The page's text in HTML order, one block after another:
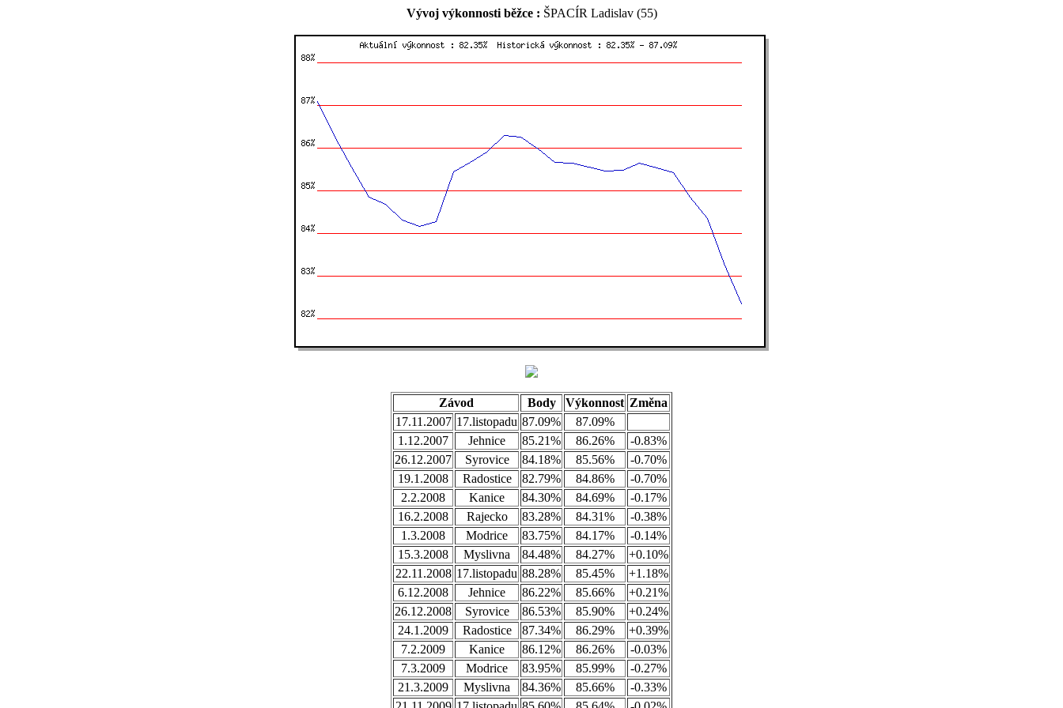
Vývoj výkonnosti běžce : ŠPACÍR Ladislav (55)
Závod Body Výkonnost Změna
17.11.2007 17.listopadu 87.09%
87.09%
1.12.2007
Jehnice 85.21% 86.26%
-0.83%
26.12.2007
Syrovice 84.18% 85.56%
-0.70%
19.1.2008
Radostice 82.79% 84.86%
-0.70%
2.2.2008
Kanice 84.30% 84.69%
-0.17%
16.2.2008
Rajecko 83.28% 84.31%
-0.38%
1.3.2008
Modrice 83.75% 84.17%
-0.14%
15.3.2008
Myslivna 84.48% 84.27%
+0.10%
22.11.2008 17.listopadu 88.28% 85.45%
+1.18%
6.12.2008
Jehnice 86.22% 85.66%
+0.21%
26.12.2008
Syrovice 86.53% 85.90%
+0.24%
24.1.2009
Radostice 87.34% 86.29%
+0.39%
7.2.2009
Kanice 86.12% 86.26%
-0.03%
7.3.2009
Modrice 83.95% 85.99%
-0.27%
21.3.2009
Myslivna 84.36% 85.66%
-0.33%